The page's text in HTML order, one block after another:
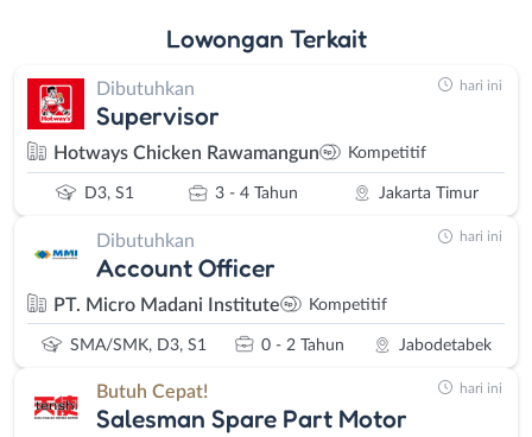
Lowongan Terkait
Dibutuhkan
Supervisor
Hotways Chicken Rawamangun Kompetitif
D3, S1 3 - 4 Tahun Jakarta Timur
hari ini
Dibutuhkan
Account Officer
PT. Micro Madani Institute Kompetitif
SMA/SMK, D3, S1 0 - 2 Tahun Jabodetabek
hari ini
Butuh Cepat!
Salesman Spare Part Motor
hari ini